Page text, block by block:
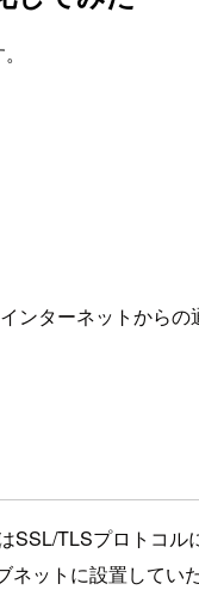
ンターネットからの
SSL/TLSプロトコル
ネットに設置してい